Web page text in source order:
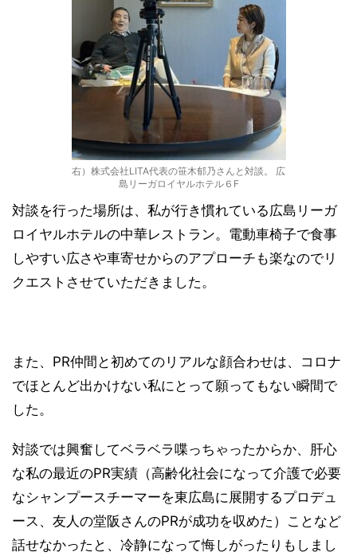
右）株式会社LITA代表の笹木郁乃さんと対談。 広
島リーガロイヤルホテル６F
対談を行った場所は、私が行き慣れている広島リーガ
ロイヤルホテルの中華レストラン。電動車椅子で食事
しやすい広さや車寄せからのアプローチも楽なのでリ
クエストさせていただきました。
また、PR仲間と初めてのリアルな顔合わせは、コロナ
でほとんど出かけない私にとって願ってもない瞬間で
した。
対談では興奮してベラベラ喋っちゃったからか、肝心
な私の最近のPR実績（高齢化社会になって介護で必要
なシャンプースチーマーを東広島に展開するプロデュ
ース、友人の堂阪さんのPRが成功を収めた）ことなど
話せなかったと、冷静になって悔しがったりもしまし